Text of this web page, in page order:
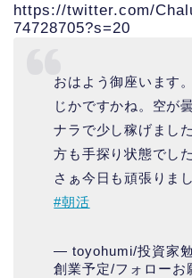
https://twitter.com/
74728705?s=20
おはよう御座います
じかですかね。空が
ナラで少し稼げまし
方も手探り状態でし
さぁ今日も頑張りま
#朝活
— toyohumi/投資家
創業予定/フォロー